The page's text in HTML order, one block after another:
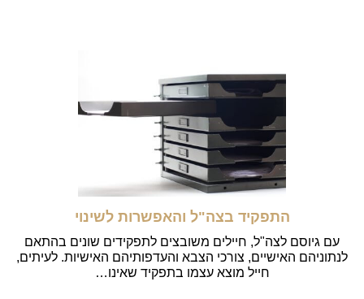
התפקיד בצה"ל והאפשרות לשינוי
עם גיוסם לצה"ל, חיילים משובצים לתפקידים שונים בהתאם
לנתוניהם האישיים, צורכי הצבא והעדפותיהם האישיות. לעיתים,
חייל מוצא עצמו בתפקיד שאינו…